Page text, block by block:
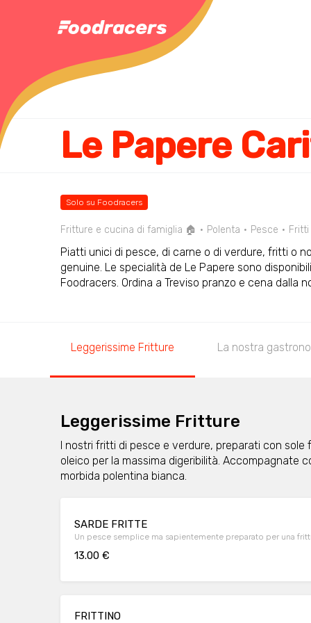
Le Papere
Solo su Foodracers
Fritture e cucina di famiglia 🏠 Polenta Pesce Fritti
Piatti unici di pesce, di carne o di verdure, fritti o
genuine. Le specialità de Le Papere sono
Foodracers. Ordina a Treviso pranzo e cena dalla
Leggerissime Fritture La nostra
Leggerissime Fritture
I nostri fritti di pesce e verdure, preparati con sole
oleico per la massima digeribilità. Accompagnate
morbida polentina bianca.
SARDE FRITTE
Un pesce semplice ma sapientemente preparato per una
13.00 €
FRITTINO